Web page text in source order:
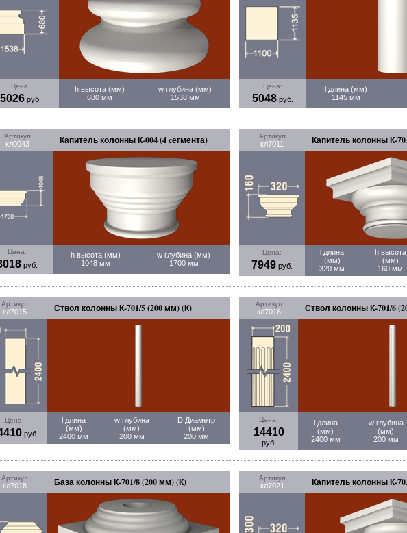
Цена:
5026руб.
h высота (мм)
680 мм
w глубина (мм)
1538 мм
Цена:
5048 руб.
l длина (мм)
1145 мм
Артикул
кл0043 Капитель колонны К-004 (4 cегмента)
Цена:
руб.
h высота (мм)
1048 мм
w глубина (мм)
1700 мм
Артикул
кл7011 Капитель колонны К-
Цена:
7949 руб.
l длина
(мм)
320 мм
h высота
(мм)
160 мм
Артикул
кл7015 Ствол колонны К-701/5 (200 мм) (К)
Цена:
руб.
l длина
(мм)
2400 мм
w глубина
(мм)
200 мм
D Диаметр
(мм)
200 мм
Артикул
кл7016 Ствол колонны К-701/6
Цена:
14410
руб.
l длина
(мм)
2400 мм
w глубина
(мм)
200 мм
Артикул
кл7018 База колонны К-701/8 (200 мм) (К) Артикул
кл7021 Капитель колонны К-